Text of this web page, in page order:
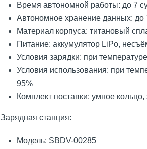
Время автономной работы: до 7
Автономное хранение данных: до
Материал корпуса: титановый
Питание: аккумулятор LiPo,
Условия зарядки: при
Условия использования: при
95%
Комплект поставки: умное
Зарядная станция:
Модель: SBDV-00285